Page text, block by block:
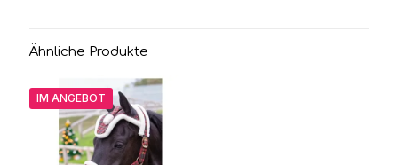
Ähnliche Produkte
IM ANGEBOT